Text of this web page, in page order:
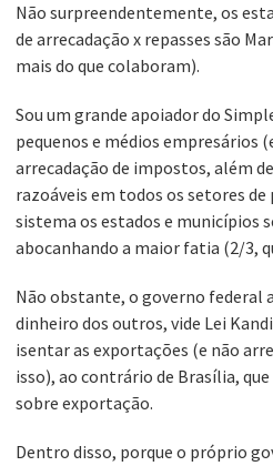
Não surpreendentemente, os
de arrecadação x repasses são
mais do que colaboram).
Sou um grande apoiador do
pequenos e médios empresários
arrecadação de impostos, além
razoáveis em todos os setores
sistema os estados e municípios
abocanhando a maior fatia (2/3,
Não obstante, o governo federal
dinheiro dos outros, vide Lei
isentar as exportações (e não
isso), ao contrário de Brasília,
sobre exportação.
Dentro disso, porque o próprio